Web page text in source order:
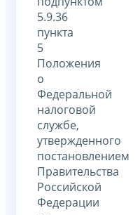
5.9.36
пункта
5
Положения
о
Федеральной
налоговой
службе,
утвержденного
постановлением
Правительства
Российской
Федерации